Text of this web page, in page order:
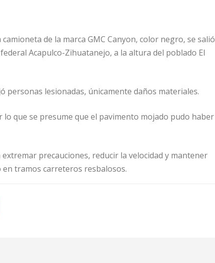
de la marca GMC Canyon, color negro, se salió
Acapulco-Zihuatanejo, a la altura del poblado El
personas lesionadas, únicamente daños materiales.
que se presume que el pavimento mojado pudo haber
precauciones, reducir la velocidad y mantener
tramos carreteros resbalosos.